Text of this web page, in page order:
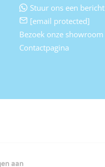
Stuur ons een bericht
[email protected]
Bezoek onze showroom
Contactpagina
aan